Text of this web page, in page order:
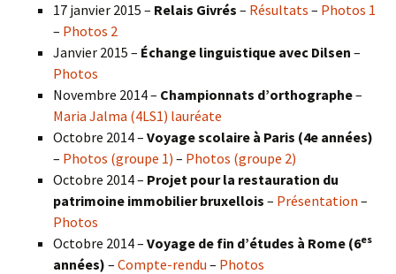
17 janvier 2015 – Relais Givrés – Résultats – Photos 1
– Photos 2
Janvier 2015 – Échange linguistique avec Dilsen –
Photos
Novembre 2014 – Championnats d’orthographe–
Maria Jalma (4LS1) lauréate
Octobre 2014 – Voyage scolaire à Paris (4e années)
– Photos (groupe 1) – Photos (groupe 2)
Octobre 2014 – Projet pour la restauration du
patrimoine immobilier bruxellois – Présentation –
Photos
Octobre 2014 – Voyage de fin d’études à Rome (6es
années) – Compte-rendu – Photos